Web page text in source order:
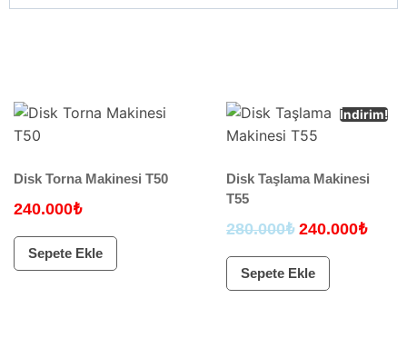
Disk Torna Makinesi T50
240.000₺
Sepete Ekle
İndirim!
Disk Taşlama Makinesi
T55
280.000₺ 240.000₺
Sepete Ekle